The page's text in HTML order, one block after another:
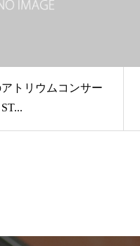
トリウムコンサー